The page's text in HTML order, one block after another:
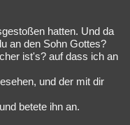
hatten. Und da
an den Sohn Gottes?
ist's? auf dass ich an
und der mit dir
betete ihn an.